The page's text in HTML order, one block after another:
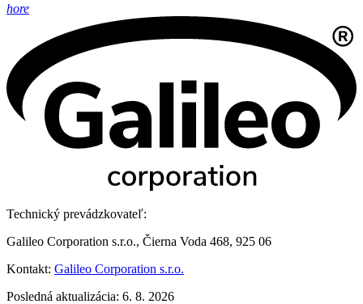
hore
Technický prevádzkovateľ:
Galileo Corporation s.r.o., Čierna Voda 468, 925 06
Kontakt: Galileo Corporation s.r.o.
Posledná aktualizácia: 6. 8. 2026